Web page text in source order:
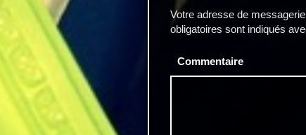
Votre adresse de
obligatoires sont indiqués
Commentaire